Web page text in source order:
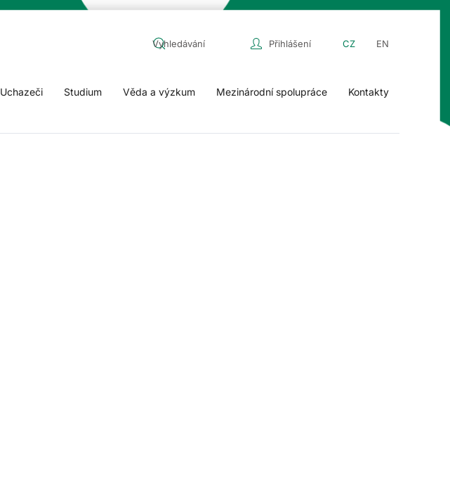
Přihlášení CZ EN
Uchazeči Studium Věda a výzkum Mezinárodní spolupráce Kontakty